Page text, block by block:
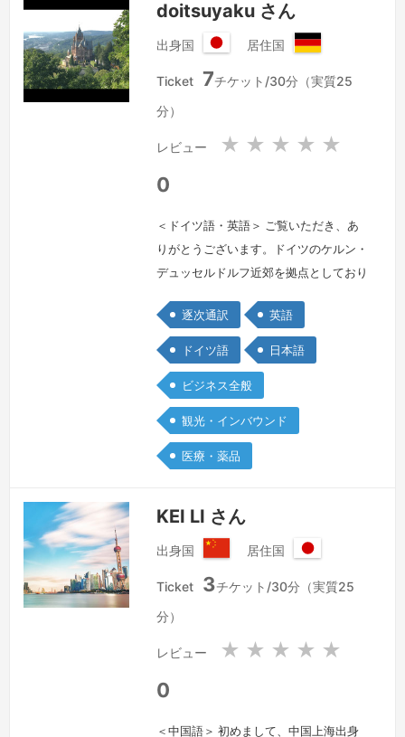
doitsuyaku さん
出身国
本
居住国
イ
邦
Ticket 7チケット/30分（実質25
分）
レビュー ★ ★ ★ ★ ★
0
＜ドイツ語・英語＞ ご覧いただき、あ
りがとうございます。ドイツのケルン・
デュッセルドルフ近郊を拠点としており
ら数日間の出張まで、商談・会議通訳か
ら展示会アテンド・日常生活のサポート
など、柔軟に対応いたします。持ち前の
明るさと社交性、長年の海外生活歴を生
かして話を上手く進め、異なる文化や現
地情報をお伝えしながら的確に通訳をさ
せていただきます。アメリカの大学卒、
逐次通訳 英語
ドイツ語 日本語
ビジネス全般
観光・インバウンド
医療・薬品
KEI LI さん
出身国
華
共
居住国
本
Ticket 3チケット/30分（実質25
分）
レビュー ★ ★ ★ ★ ★
0
＜中国語＞ 初めまして、中国上海出身